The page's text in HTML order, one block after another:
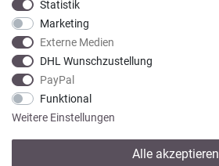
922 Bewertungen
Statistik
Marketing
Externe Medien
DHL Wunschzustellung
PayPal
Funktional
Weitere Einstellungen
Alle akzeptieren